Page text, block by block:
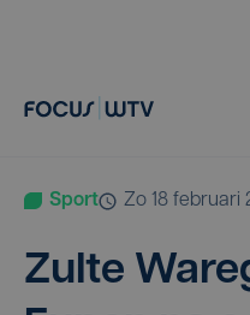
Sport zo 18 februari
Zul­te